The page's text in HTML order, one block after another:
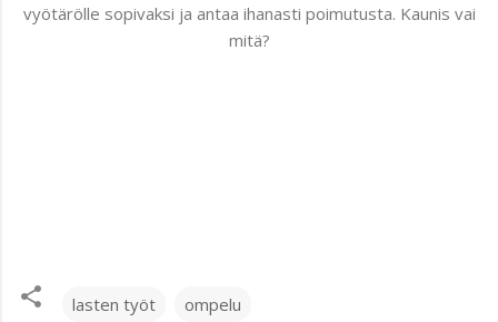
vyötärölle sopivaksi ja antaa ihanasti poimutusta. Kaunis vai
mitä?
lasten työt ompelu